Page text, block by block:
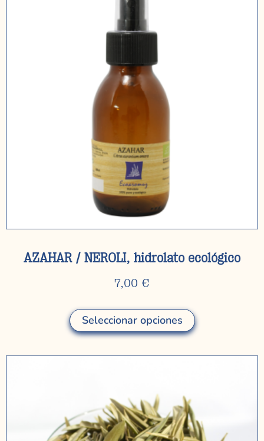
AZAHAR / NEROLI, hidrolato ecológico
7,00 €
Seleccionar opciones